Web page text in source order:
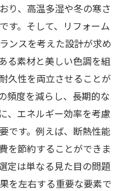
り、高温多湿や冬の寒さ
す。そして、リフォーム
ンスを考えた設計が求め
る素材と美しい色調を組
久性を両立させることが
頻度を減らし、長期的な
、エネルギー効率を考慮
です。例えば、断熱性能
を節約することができま
定は単なる見た目の問題
を左右する重要な要素で